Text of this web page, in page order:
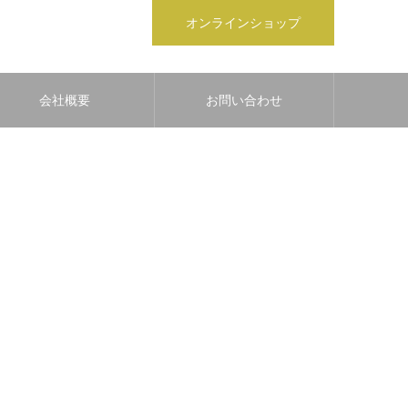
オンラインショップ
会社概要 お問い合わせ